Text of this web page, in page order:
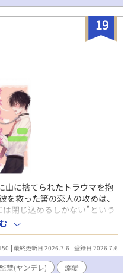
19
山に捨てられたトラウマを抱
を救った筈の恋人の攻めは、
閉じ込めるしかない”という
デレ攻めと疑うことを知らな
最終更新日 2026.7.6 登録日 2026.7.6
監禁(ヤンデレ)
溺愛